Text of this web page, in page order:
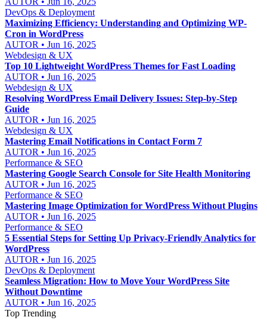
DevOps & Deployment
Maximizing Efficiency: Understanding and Optimizing WP-
Cron in WordPress
AUTOR • Jun 16, 2025
Webdesign & UX
Top 10 Lightweight WordPress Themes for Fast Loading
AUTOR • Jun 16, 2025
Webdesign & UX
Resolving WordPress Email Delivery Issues: Step-by-Step
Guide
AUTOR • Jun 16, 2025
Webdesign & UX
Mastering Email Notifications in Contact Form 7
AUTOR • Jun 16, 2025
Performance & SEO
Mastering Google Search Console for Site Health Monitoring
AUTOR • Jun 16, 2025
Performance & SEO
Mastering Image Optimization for WordPress Without Plugins
AUTOR • Jun 16, 2025
Performance & SEO
5 Essential Steps for Setting Up Privacy-Friendly Analytics for
WordPress
AUTOR • Jun 16, 2025
DevOps & Deployment
Seamless Migration: How to Move Your WordPress Site
Without Downtime
AUTOR • Jun 16, 2025
Top Trending